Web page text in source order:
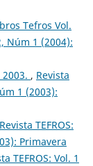
Tefros Vol.
Núm 1 (2004):
, Revista
1 (2003):
Revista TEFROS:
Primavera
TEFROS: Vol. 1